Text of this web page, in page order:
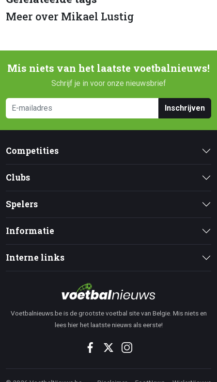
Meer over Mikael Lustig
Mis niets van het laatste voetbalnieuws!
Schrijf je in voor onze nieuwsbrief
Inschrijven
Competities
Clubs
Spelers
Informatie
Interne links
Voetbalnieuws.be is de grootste voetbal site van Belgie. Mis niets en
lees hier het laatste nieuws als eerste!